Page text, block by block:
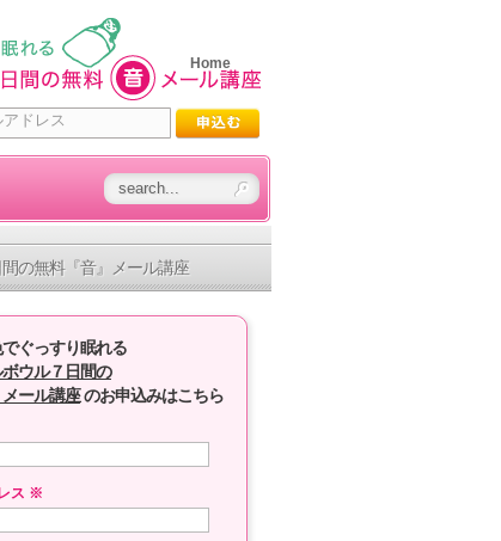
Home
間の無料『音』メール講座
ぐっすり眠れる
ウル７日間の
ール講座のお申込みはこちら
ス ※